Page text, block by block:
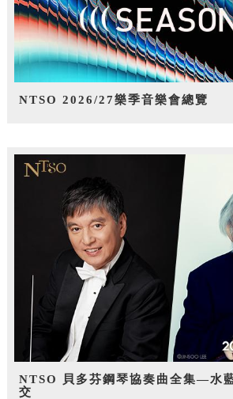
NTSO 2026/27樂季音樂會總覽
NTSO 貝多芬鋼琴協奏曲全集—水
交